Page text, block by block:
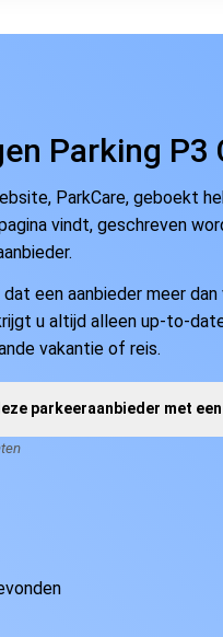
Parking P3
ParkCare, geboekt
vindt, geschreven
een aanbieder meer
u altijd alleen up-to-
vakantie of reis.
parkeeraanbieder met een